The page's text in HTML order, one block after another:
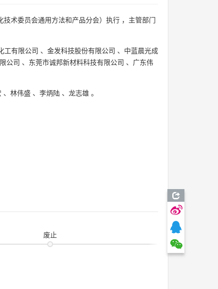
技术委员会通用方法和产品分会）执行 ，主管部门
工有限公司 、 金发科技股份有限公司 、 中蓝晨光成
公司 、 东莞市诚邦新材料科技有限公司 、 广东伟
、 林伟盛 、 李炳陆 、 龙志雄 。
废止